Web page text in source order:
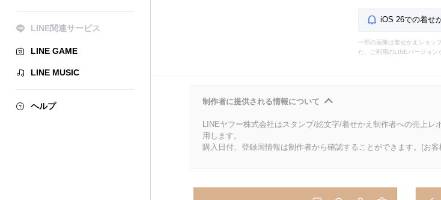
LINE関連サービス
LINE GAME
LINE MUSIC
ヘルプ
iOS 26での着せ
一部の画像は着せかえショッ
た、ご利用のLINEバージョン
制作者に提供される情報について
LINEヤフー株式会社はスタンプ/絵文字/着せかえ制作者への売上レ
用します。
購入日付、登録国情報は制作者から確認することができます。(お